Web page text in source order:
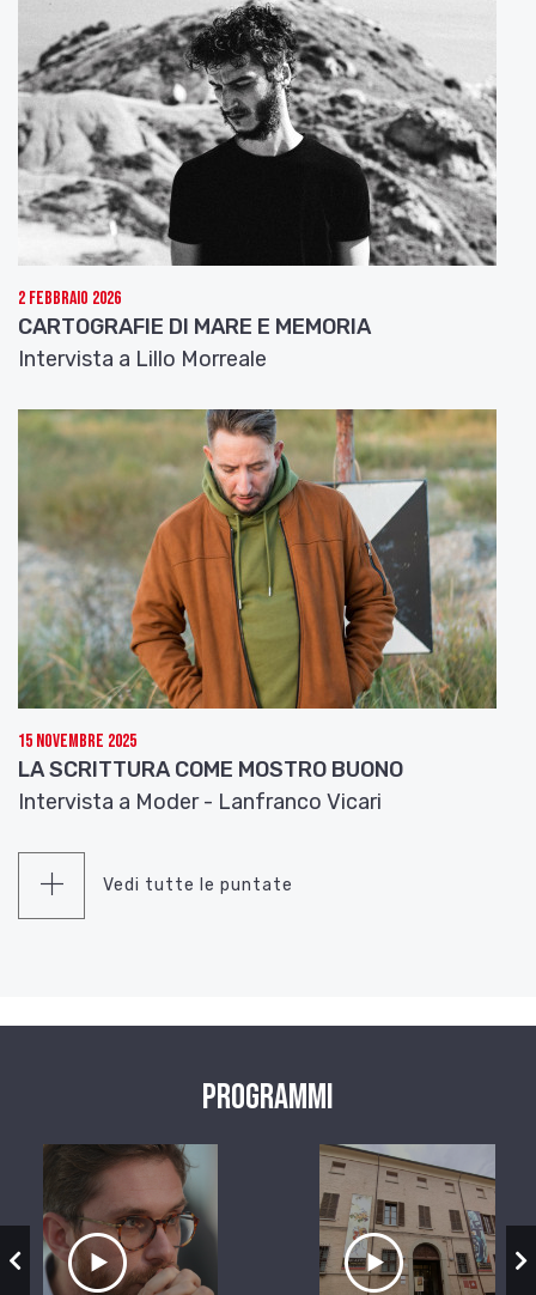
2 Febbraio 2026
CARTOGRAFIE DI MARE E MEMORIA
Intervista a Lillo Morreale
15 Novembre 2025
LA SCRITTURA COME MOSTRO BUONO
Intervista a Moder - Lanfranco Vicari
Vedi tutte le puntate
Programmi
Ascolta il servizio Ascolta il